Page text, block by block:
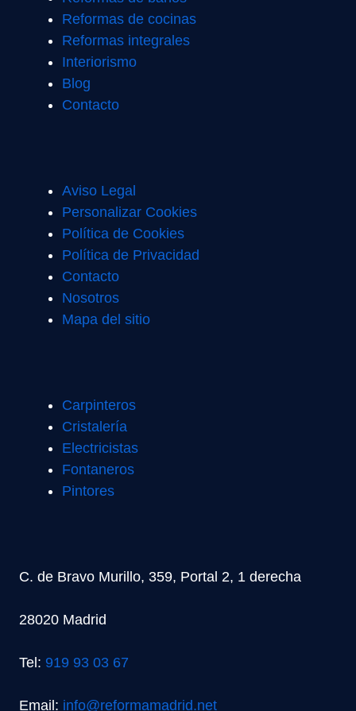
Reformas de cocinas
Reformas integrales
Interiorismo
Blog
Contacto
Aviso Legal
Personalizar Cookies
Política de Cookies
Política de Privacidad
Contacto
Nosotros
Mapa del sitio
Carpinteros
Cristalería
Electricistas
Fontaneros
Pintores
C. de Bravo Murillo, 359, Portal 2, 1 derecha
28020 Madrid
Tel: 919 93 03 67
Email: info@reformamadrid.net